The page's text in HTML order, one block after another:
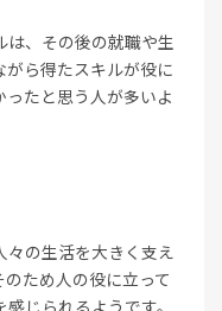
、その後の就職や生
ら得たスキルが役に
たと思う人が多いよ
の生活を大きく支え
ため人の役に立って
じられるようです。